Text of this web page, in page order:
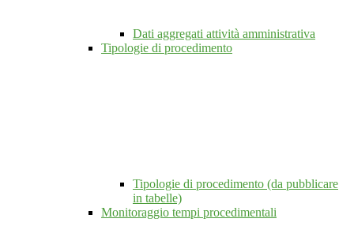
Dati aggregati attività amministrativa
Tipologie di procedimento
Tipologie di procedimento (da pubblicare
in tabelle)
Monitoraggio tempi procedimentali